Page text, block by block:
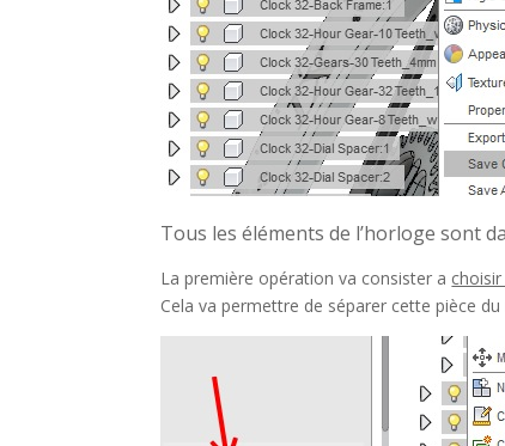
Tous les éléments de l’horloge sont
La première opération va consister a
Cela va permettre de séparer cette pièce du